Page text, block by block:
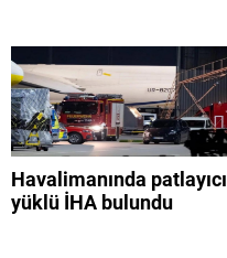
Havalimanında patlayıcı
yüklü İHA bulundu